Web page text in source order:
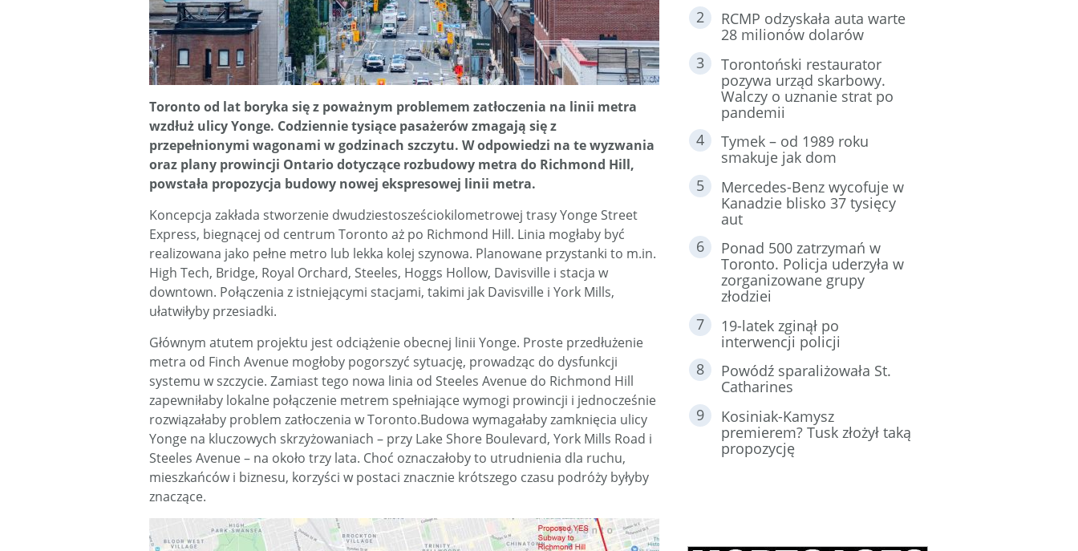
Toronto od lat boryka się z poważnym problemem zatłoczenia na linii metra
wzdłuż ulicy Yonge. Codziennie tysiące pasażerów zmagają się z
przepełnionymi wagonami w godzinach szczytu. W odpowiedzi na te wyzwania
oraz plany prowincji Ontario dotyczące rozbudowy metra do Richmond Hill,
powstała propozycja budowy nowej ekspresowej linii metra.
Koncepcja zakłada stworzenie dwudziestosześciokilometrowej trasy Yonge Street
Express, biegnącej od centrum Toronto aż po Richmond Hill. Linia mogłaby być
realizowana jako pełne metro lub lekka kolej szynowa. Planowane przystanki to m.in.
High Tech, Bridge, Royal Orchard, Steeles, Hoggs Hollow, Davisville i stacja w
downtown. Połączenia z istniejącymi stacjami, takimi jak Davisville i York Mills,
ułatwiłyby przesiadki.
Głównym atutem projektu jest odciążenie obecnej linii Yonge. Proste przedłużenie
metra od Finch Avenue mogłoby pogorszyć sytuację, prowadząc do dysfunkcji
systemu w szczycie. Zamiast tego nowa linia od Steeles Avenue do Richmond Hill
zapewniłaby lokalne połączenie metrem spełniające wymogi prowincji i jednocześnie
rozwiązałaby problem zatłoczenia w Toronto.Budowa wymagałaby zamknięcia ulicy
Yonge na kluczowych skrzyżowaniach – przy Lake Shore Boulevard, York Mills Road i
Steeles Avenue – na około trzy lata. Choć oznaczałoby to utrudnienia dla ruchu,
mieszkańców i biznesu, korzyści w postaci znacznie krótszego czasu podróży byłyby
znaczące.
RCMP odzyskała auta warte
28 milionów dolarów
Torontoński restaurator
pozywa urząd skarbowy.
Walczy o uznanie strat po
pandemii
Tymek – od 1989 roku
smakuje jak dom
Mercedes-Benz wycofuje w
Kanadzie blisko 37 tysięcy
aut
Ponad 500 zatrzymań w
Toronto. Policja uderzyła w
zorganizowane grupy
złodziei
19-latek zginął po
interwencji policji
Powódź sparaliżowała St.
Catharines
Kosiniak-Kamysz
premierem? Tusk złożył taką
propozycję